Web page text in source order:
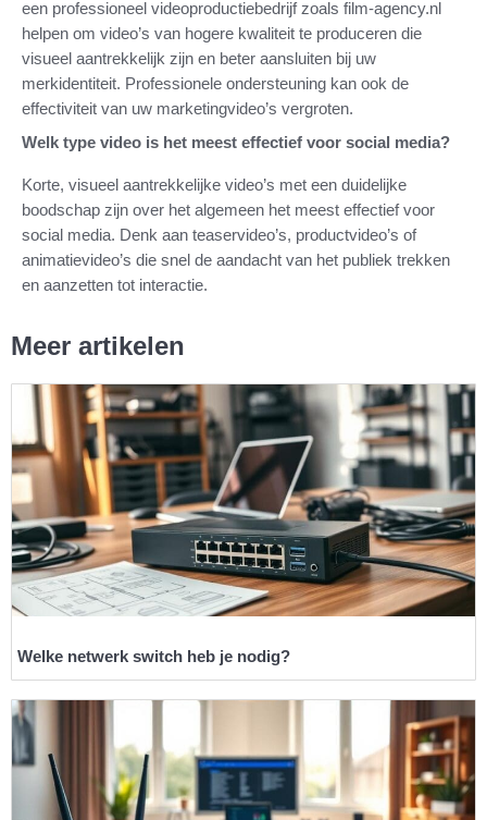
een professioneel videoproductiebedrijf zoals film-agency.nl
helpen om video’s van hogere kwaliteit te produceren die
visueel aantrekkelijk zijn en beter aansluiten bij uw
merkidentiteit. Professionele ondersteuning kan ook de
effectiviteit van uw marketingvideo’s vergroten.
Welk type video is het meest effectief voor social media?
Korte, visueel aantrekkelijke video’s met een duidelijke
boodschap zijn over het algemeen het meest effectief voor
social media. Denk aan teaservideo’s, productvideo’s of
animatievideo’s die snel de aandacht van het publiek trekken
en aanzetten tot interactie.
Meer artikelen
Welke netwerk switch heb je nodig?